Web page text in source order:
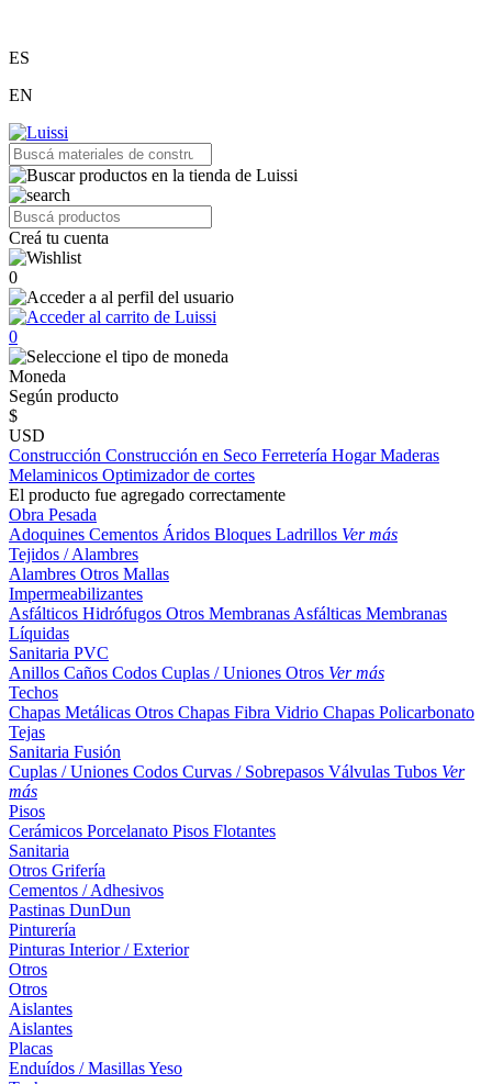
ES
EN
Creá tu cuenta
0
0
Moneda
Según producto
$
USD
Construcción Construcción en Seco Ferretería HogarMaderas
Melaminicos Optimizador de cortes
El producto fue agregado correctamente
Obra Pesada
Adoquines Cementos Áridos Bloques Ladrillos Ver más
Tejidos / Alambres
Alambres Otros Mallas
Impermeabilizantes
Asfálticos Hidrófugos Otros Membranas Asfálticas Membranas
Líquidas
Sanitaria PVC
Anillos Caños Codos Cuplas / Uniones Otros Ver más
Techos
Chapas Metálicas Otros Chapas Fibra Vidrio Chapas Policarbonato
Tejas
Sanitaria Fusión
Cuplas / Uniones Codos Curvas / Sobrepasos Válvulas Tubos Ver
más
Pisos
Cerámicos Porcelanato Pisos Flotantes
Sanitaria
Otros Grifería
Cementos / Adhesivos
Pastinas DunDun
Pinturería
Pinturas Interior / Exterior
Otros
Otros
Aislantes
Aislantes
Placas
Enduídos / MasillasYeso